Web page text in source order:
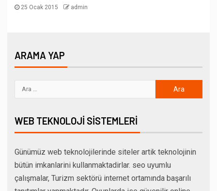
25 Ocak 2015 admin
ARAMA YAP
WEB TEKNOLOJI SISTEMLERI
Günümüz web teknolojilerinde siteler artik teknolojinin
bütün imkanlarini kullanmaktadirlar. seo uyumlu
çalışmalar, Turizm sektörü internet ortamında başarılı